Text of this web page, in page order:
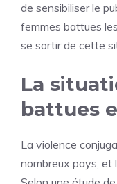
de sensibiliser le
femmes battues
se sortir de cette
La
battues
La violence
nombreux pays, et